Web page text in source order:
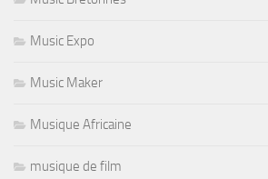
Music Expo
Music Maker
Musique Africaine
musique de film